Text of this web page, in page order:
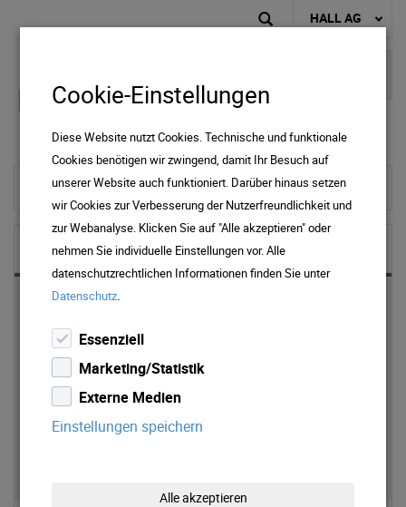
HALL AG
zur Startseite
Service
ONLINE Services
Energieberatung
Photovoltaik
Kundenportal
Cookie-Einstellungen
Diese Website nutzt Cookies. Technische und funktionale
Cookies benötigen wir zwingend, damit Ihr Besuch auf
unserer Website auch funktioniert. Darüber hinaus setzen
wir Cookies zur Verbesserung der Nutzerfreundlichkeit und
zur Webanalyse. Klicken Sie auf "Alle akzeptieren" oder
nehmen Sie individuelle Einstellungen vor. Alle
datenschutzrechtlichen Informationen finden Sie unter
Datenschutz.
Essenziell
Marketing/Statistik
Externe Medien
Einstellungen speichern
Alle akzeptieren